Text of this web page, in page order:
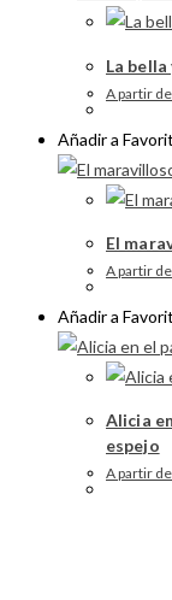
La
A partir
Añadir a
El
A partir
Añadir a
Alicia
espejo
A partir